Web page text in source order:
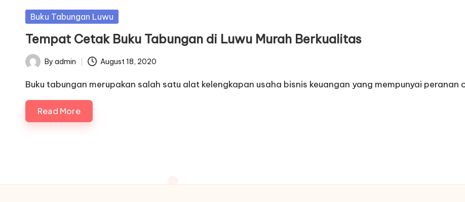
Posted
Buku Tabungan Luwu
Tempat Cetak Buku Tabungan di Luwu Murah Berkualitas
Posted
by
By admin August 18, 2020
Buku tabungan merupakan salah satu alat kelengkapan usaha bisnis keuangan yang mempunyai peranan
Read More